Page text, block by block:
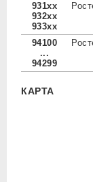
931xx
932xx
933xx
94100
...
94299
КАРТА